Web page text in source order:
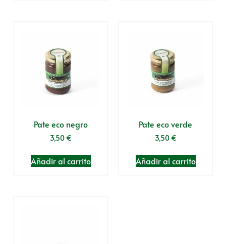
Pate eco negro
3,50 €
Añadir al carrito
Pate eco verde
3,50 €
Añadir al carrito